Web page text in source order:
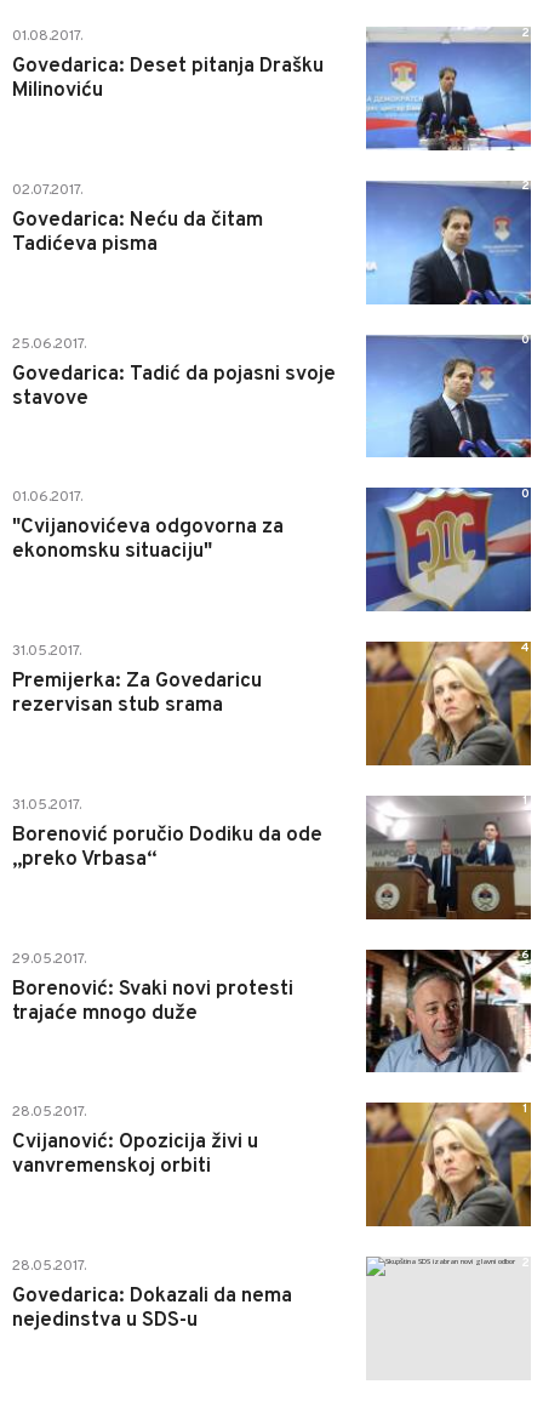
01.08.2017.
Govedarica: Deset pitanja Drašku
Milinoviću
2
02.07.2017.
Govedarica: Neću da čitam
Tadićeva pisma
2
25.06.2017.
Govedarica: Tadić da pojasni svoje
stavove
0
01.06.2017.
"Cvijanovićeva odgovorna za
ekonomsku situaciju"
0
31.05.2017.
Premijerka: Za Govedaricu
rezervisan stub srama
4
31.05.2017.
Borenović poručio Dodiku da ode
„preko Vrbasa“
1
29.05.2017.
Borenović: Svaki novi protesti
trajaće mnogo duže
6
28.05.2017.
Cvijanović: Opozicija živi u
vanvremenskoj orbiti
1
28.05.2017.
Govedarica: Dokazali da nema
nejedinstva u SDS-u
2